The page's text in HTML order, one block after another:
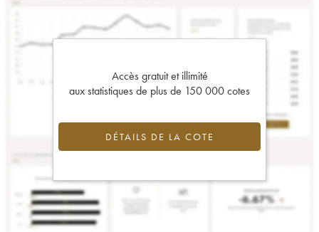
Accès gratuit et illimité
aux statistiques de plus de 150 000 cotes
DÉTAILS DE LA COTE